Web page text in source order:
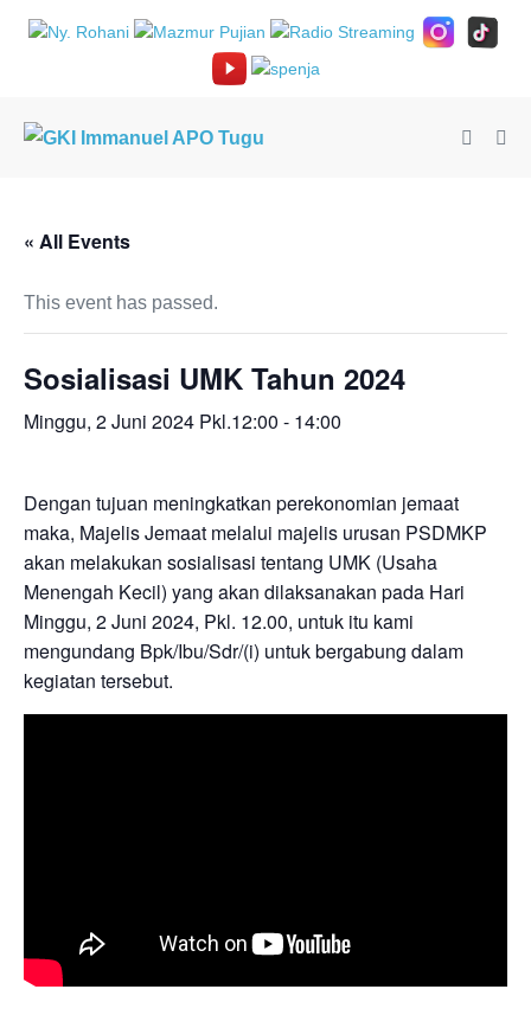
Lompat
Toggle
« All Events
This event has passed.
Sosialisasi UMK Tahun 2024
Minggu, 2 Juni 2024 Pkl.12:00 - 14:00
Dengan tujuan meningkatkan perekonomian jemaat
maka, Majelis Jemaat melalui majelis urusan PSDMKP
akan melakukan sosialisasi tentang UMK (Usaha
Menengah Kecil) yang akan dilaksanakan pada Hari
Minggu, 2 Juni 2024, Pkl. 12.00, untuk itu kami
mengundang Bpk/Ibu/Sdr/(i) untuk bergabung dalam
kegiatan tersebut.